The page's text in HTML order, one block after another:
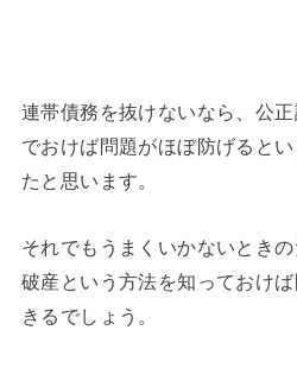
連帯債務を抜けないなら、公
でおけば問題がほぼ防げると
たと思います。
それでもうまくいかないとき
破産という方法を知っておけ
きるでしょう。